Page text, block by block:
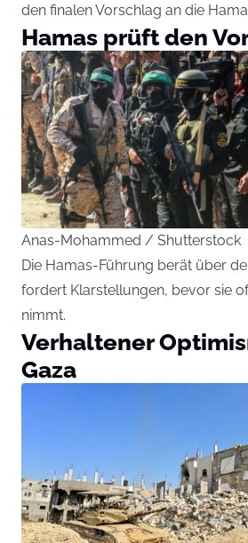
den finalen Vorschlag an die
Hamas prüft den
Anas-Mohammed / Shutterstock
Die Hamas-Führung berät über
fordert Klarstellungen, bevor sie
nimmt.
Verhaltener
Gaza